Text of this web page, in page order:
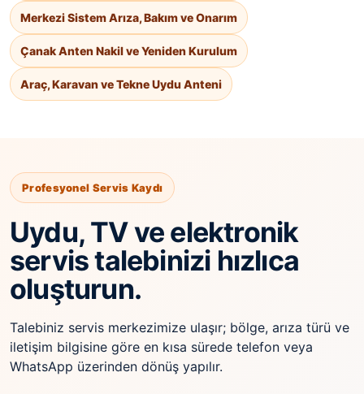
Merkezi Sistem Arıza, Bakım ve Onarım
Çanak Anten Nakil ve Yeniden Kurulum
Araç, Karavan ve Tekne Uydu Anteni
Profesyonel Servis Kaydı
Uydu, TV ve elektronik
servis talebinizi hızlıca
oluşturun.
Talebiniz servis merkezimize ulaşır; bölge, arıza türü ve
iletişim bilgisine göre en kısa sürede telefon veya
WhatsApp üzerinden dönüş yapılır.